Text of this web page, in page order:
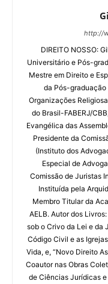
http://
DIREITO NOSSO:
Universitário e Pós-
Mestre em Direito e
da Pós-graduação
Organizações
do Brasil-FABERJ/
Evangélica das
Presidente da
(Instituto dos
Especial de
Comissão de Juristas
Instituída pela
Membro Titular da
AELB. Autor dos Livros:
sob o Crivo da Lei e da
Código Civil e as
Vida, e, “Novo Direito
Coautor nas Obras
de Ciências Jurídicas e